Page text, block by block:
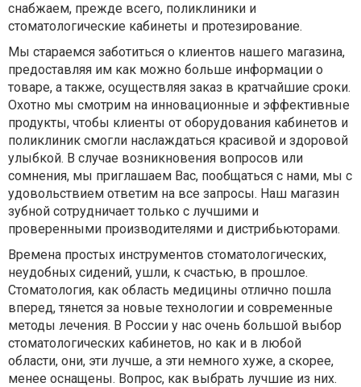
снабжаем, прежде всего, поликлиники и
стоматологические кабинеты и протезирование.
Мы стараемся заботиться о клиентов нашего магазина,
предоставляя им как можно больше информации о
товаре, а также, осуществляя заказ в кратчайшие сроки.
Охотно мы смотрим на инновационные и эффективные
продукты, чтобы клиенты от оборудования кабинетов и
поликлиник смогли наслаждаться красивой и здоровой
улыбкой. В случае возникновения вопросов или
сомнения, мы приглашаем Вас, пообщаться с нами, мы с
удовольствием ответим на все запросы. Наш магазин
зубной сотрудничает только с лучшими и
проверенными производителями и дистрибьюторами.
Времена простых инструментов стоматологических,
неудобных сидений, ушли, к счастью, в прошлое.
Стоматология, как область медицины отлично пошла
вперед, тянется за новые технологии и современные
методы лечения. В России у нас очень большой выбор
стоматологических кабинетов, но как и в любой
области, они, эти лучше, а эти немного хуже, а скорее,
менее оснащены. Вопрос, как выбрать лучшие из них.